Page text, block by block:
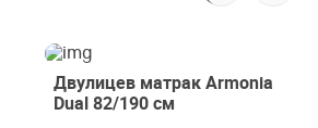
Двулицев матрак Armonia
Dual 82/190 см